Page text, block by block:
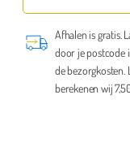
Afhalen is gratis.
door je postcode
de
berekenen wij